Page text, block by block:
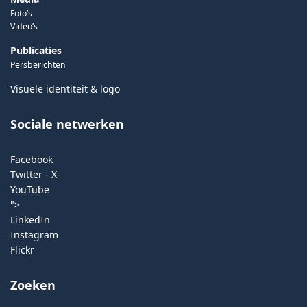
Foto’s
Video’s
Publicaties
Persberichten
Visuele identiteit & logo
Sociale netwerken
Facebook
Twitter - X
YouTube
">
LinkedIn
Instagram
Flickr
Zoeken